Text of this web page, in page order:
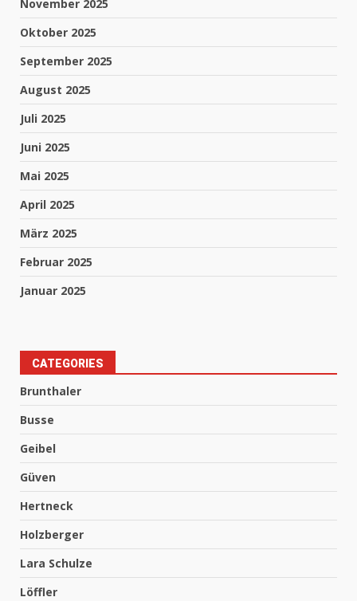
November 2025
Oktober 2025
September 2025
August 2025
Juli 2025
Juni 2025
Mai 2025
April 2025
März 2025
Februar 2025
Januar 2025
CATEGORIES
Brunthaler
Busse
Geibel
Güven
Hertneck
Holzberger
Lara Schulze
Löffler